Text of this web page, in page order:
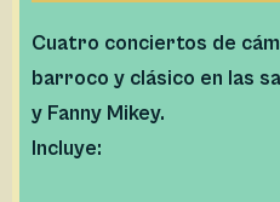
Cuatro conciertos de
barroco y clásico en las
y Fanny Mikey.
Incluye: